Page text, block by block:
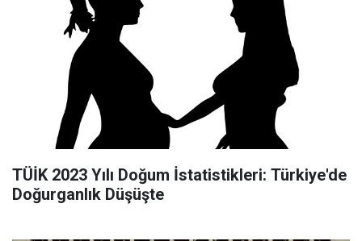
TÜİK 2023 Yılı Doğum İstatistikleri: Türkiye'de
Doğurganlık Düşüşte